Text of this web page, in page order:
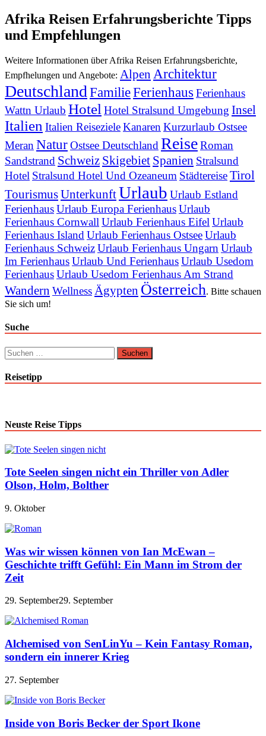
Afrika Reisen Erfahrungsberichte Tipps
und Empfehlungen
Weitere Informationen über Afrika Reisen Erfahrungsberichte,
Empfhelungen und Angebote: Alpen Architektur
Deutschland FamilieFerienhaus Ferienhaus
Wattn Urlaub Hotel Hotel Stralsund Umgebung Insel
Italien Italien ReisezieleKanaren Kurzurlaub Ostsee
Meran NaturOstsee Deutschland ReiseRoman
Sandstrand Schweiz Skigebiet Spanien Stralsund
Hotel Stralsund Hotel Und Ozeaneum StädtereiseTirol
TourismusUnterkunftUrlaub Urlaub Estland
FerienhausUrlaub Europa FerienhausUrlaub
Ferienhaus Cornwall Urlaub Ferienhaus Eifel Urlaub
Ferienhaus Island Urlaub Ferienhaus OstseeUrlaub
Ferienhaus SchweizUrlaub Ferienhaus Ungarn Urlaub
Im FerienhausUrlaub Und FerienhausUrlaub Usedom
FerienhausUrlaub Usedom Ferienhaus Am Strand
Wandern WellnessÄgypten Österreich. Bitte schauen
Sie sich um!
Suche
Suchen
nach:
Reisetipp
Neuste Reise Tipps
Tote Seelen singen nicht ein Thriller von Adler
Olson, Holm, Bolther
9. Oktober
Was wir wissen können von Ian McEwan –
Geschichte trifft Gefühl: Ein Mann im Strom der
Zeit
29. September29. September
Alchemised von SenLinYu – Kein Fantasy Roman,
sondern ein innerer Krieg
27. September
Inside von Boris Becker der Sport Ikone